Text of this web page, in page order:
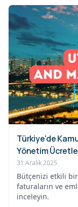
Türkiye'de
Yönetim
31 Aralık 2025
Bütçenizi etkili
faturaların ve
inceleyin.